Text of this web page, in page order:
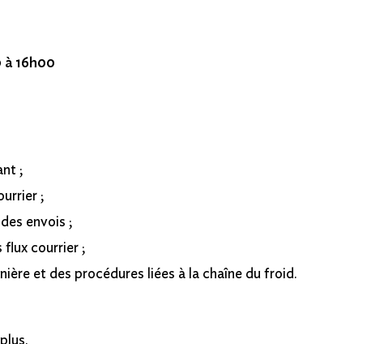
à 16h00
;
;
envois ;
flux courrier ;
et des procédures liées à la chaîne du froid.